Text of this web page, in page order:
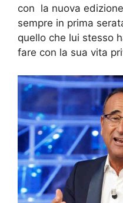
con la nuova
sempre in prima
quello che lui stesso
fare con la sua vita